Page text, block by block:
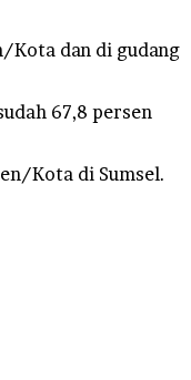
Kota dan di gudang
67,8 persen
Kota di Sumsel.